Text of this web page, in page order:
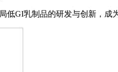
GI乳制品的研发与创新，成